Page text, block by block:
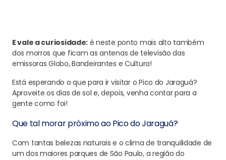
E vale a curiosidade: é neste ponto mais alto também
dos morros que ficam as antenas de televisão das
emissoras Globo, Bandeirantes e Cultura!
Está esperando o que para ir visitar o Pico do Jaraguá?
Aproveite os dias de sol e, depois, venha contar para a
gente como foi!
Que tal morar próximo ao Pico do Jaraguá?
Com tantas belezas naturais e o clima de tranquilidade de
um dos maiores parques de São Paulo, a região do